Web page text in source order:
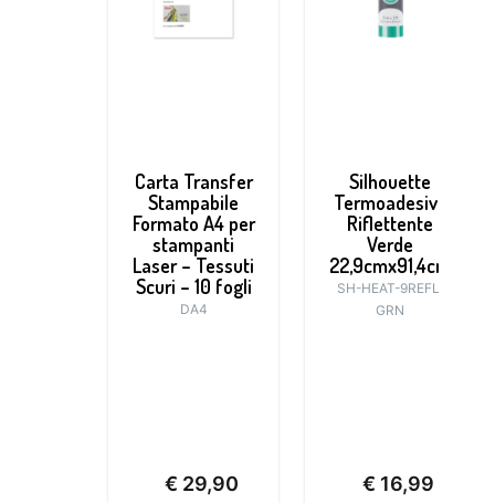
Carta Transfer
Stampabile
Formato A4 per
stampanti
Laser – Tessuti
Scuri – 10 fogli
DA4
€ 29,90
Silhouette
Termoadesivo
Riflettente
Verde
22,9cmx91,4cm
SH-HEAT-9REFL-
GRN
€ 16,99